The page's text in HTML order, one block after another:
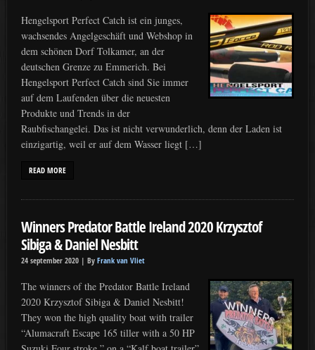
Hengelsport Perfect Catch ist ein junges,
wachsendes Angelgeschäft und Webshop in
dem schönen Dorf Tolkamer, an der
deutschen Grenze zu Emmerich. Bei
Hengelsport Perfect Catch sind Sie immer
auf dem Laufenden über die neuesten
Produkte und Trends in der
Raubfischangelei. Das ist nicht verwunderlich, denn der Laden ist
einzigartig, weil er auf dem Wasser liegt […]
READ MORE
Winners Predator Battle Ireland 2020 Krzysztof
Sibiga & Daniel Nesbitt
24 september 2020 | By Frank van Vliet
The winners of the Predator Battle Ireland
2020 Krzysztof Sibiga & Daniel Nesbitt!
They won the high quality boat with trailer
“Alumacraft Escape 165 tiller with a 50 HP